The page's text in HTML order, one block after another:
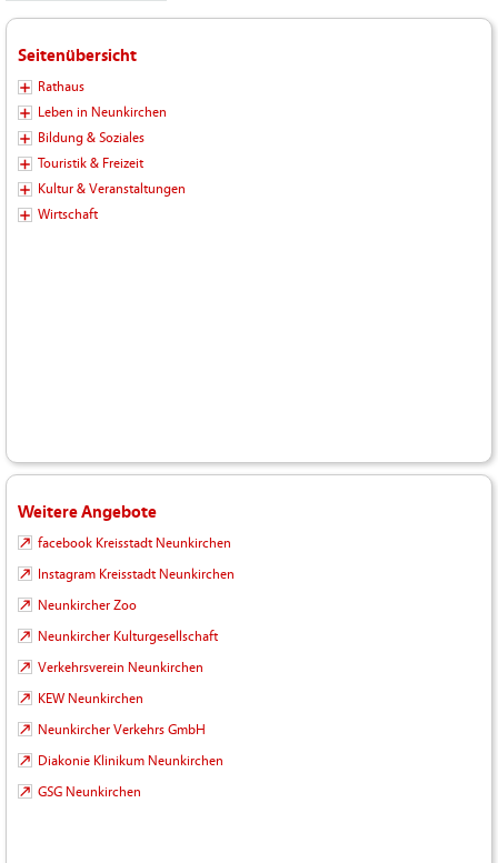
Seitenübersicht
Rathaus
Leben in Neunkirchen
Bildung & Soziales
Touristik & Freizeit
Kultur & Veranstaltungen
Wirtschaft
Weitere Angebote
facebook Kreisstadt Neunkirchen
Instagram Kreisstadt Neunkirchen
Neunkircher Zoo
Neunkircher Kulturgesellschaft
Verkehrsverein Neunkirchen
KEW Neunkirchen
Neunkircher Verkehrs GmbH
Diakonie Klinikum Neunkirchen
GSG Neunkirchen